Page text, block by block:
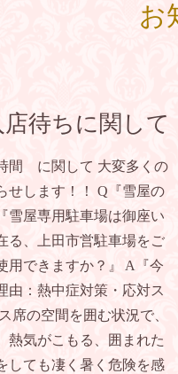
お
店待ちに関し
間 に関して 大変多くの
せします！！ Q『雪屋の
雪屋専用駐車場は御座い
る、上田市営駐車場をご
用できますか？』 A『今
由：熱中症対策・応対ス
の空間を囲む状況で、
熱気がこもる、囲まれた
しても凄く暑く危険を感